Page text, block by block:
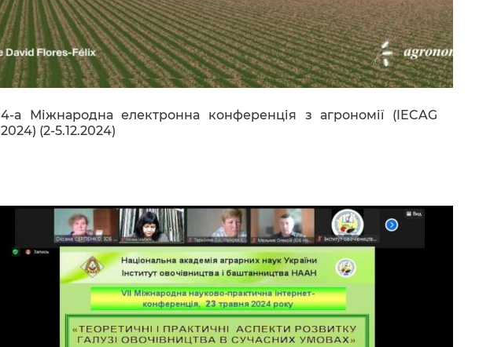
4-а Міжнародна електронна конференція з агрономії (IECAG
2024) (2-5.12.2024)